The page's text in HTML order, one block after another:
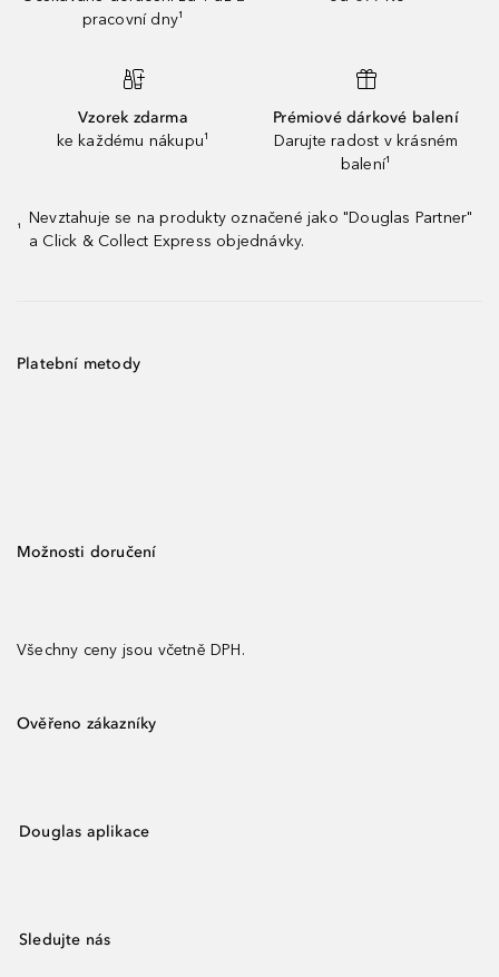
pracovní dny¹
Vzorek zdarma
ke každému nákupu¹
Prémiové dárkové balení
Darujte radost v krásném
balení¹
¹
Nevztahuje se na produkty označené jako "Douglas Partner"
a Click & Collect Express objednávky.
Platební metody
Možnosti doručení
Všechny ceny jsou včetně DPH.
Ověřeno zákazníky
Douglas aplikace
Sledujte nás